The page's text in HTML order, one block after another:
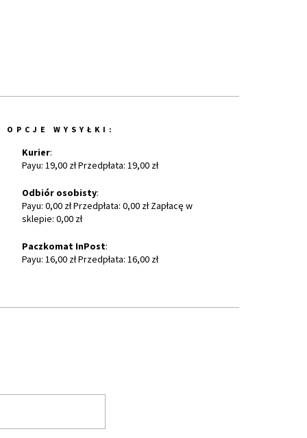
OPCJE WYSYŁKI:
Kurier:
Payu: 19,00 zł Przedpłata: 19,00 zł
Odbiór osobisty:
Payu: 0,00 zł Przedpłata: 0,00 zł Zapłacę w
sklepie: 0,00 zł
Paczkomat InPost:
Payu: 16,00 zł Przedpłata: 16,00 zł